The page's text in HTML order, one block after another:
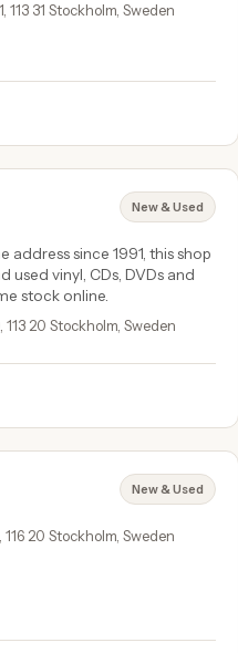
113 31 Stockholm, Sweden
New & Used
address since 1991, this shop
used vinyl, CDs, DVDs and
stock online.
20 Stockholm, Sweden
New & Used
20 Stockholm, Sweden